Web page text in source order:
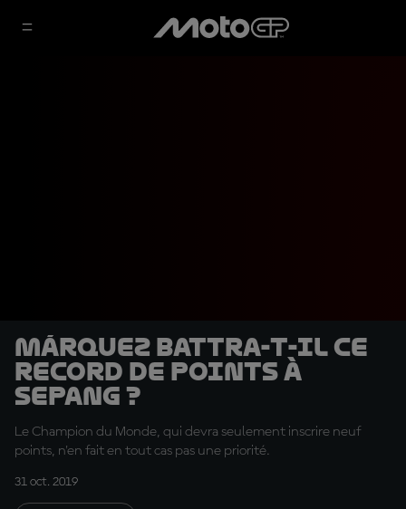
Márquez battra-t-il ce
record de points à
Sepang ?
Le Champion du Monde, qui devra seulement inscrire neuf
points, n'en fait en tout cas pas une priorité.
31 oct. 2019